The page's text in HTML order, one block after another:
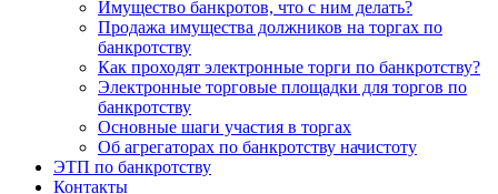
Имущество банкротов, что с ним делать?
Продажа имущества должников на торгах по
банкротству
Как проходят электронные торги по банкротству?
Электронные торговые площадки для торгов по
банкротству
Основные шаги участия в торгах
Об агрегаторах по банкротству начистоту
ЭТП по банкротству
Контакты